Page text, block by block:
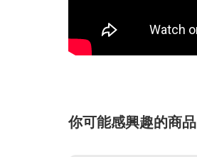
你可能感興趣的商品